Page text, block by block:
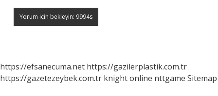
https://efsanecuma.net https://gazilerplastik.com.tr
https://gazetezeybek.com.tr knight online nttgame Sitemap